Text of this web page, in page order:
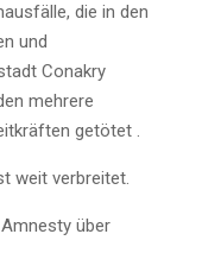
die in den
und
Conakry
mehrere
getötet .
weit verbreitet.
über